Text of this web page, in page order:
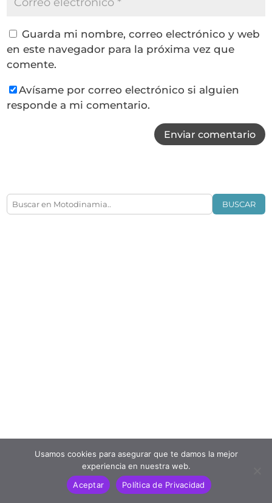
Guarda mi nombre, correo electrónico y web
en este navegador para la próxima vez que
comente.
Avísame por correo electrónico si alguien
responde a mi comentario.
Enviar comentario
BUSCAR
Usamos cookies para asegurar que te damos la mejor
experiencia en nuestra web.
Aceptar
Política de Privacidad